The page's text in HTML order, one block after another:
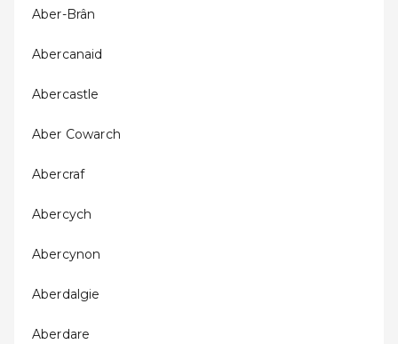
Aber-Brân
Abercanaid
Abercastle
Aber Cowarch
Abercraf
Abercych
Abercynon
Aberdalgie
Aberdare